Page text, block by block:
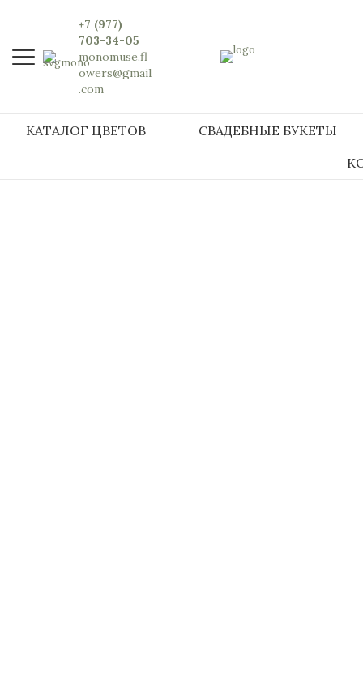
+7 (977)
703-34-05
monomuse.fl
owers@gmail
.com
КАТАЛОГ ЦВЕТОВ
СВАДЕБНЫЕ БУКЕТЫ